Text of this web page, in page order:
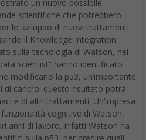
un nuovo possibile
scientifiche che potrebbero
lo sviluppo di nuovi trattamenti
il Knowledge Integration
sulla tecnologia di Watson, nel
scientist” hanno identificato
modificano la p53, un’importante
cancro: questo risultato potrà
e di altri trattamenti. Un’impresa
cognitive di Watson,
anni di lavoro, infatti Watson ha